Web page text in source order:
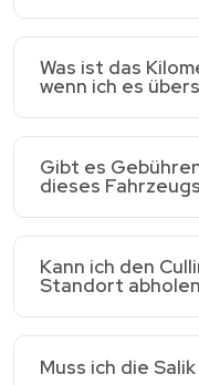
Was ist das
wenn ich es
Gibt es
dieses
Kann ich den
Standort
Muss ich die